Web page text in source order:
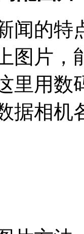
闻的特
图片，
里用数
据相